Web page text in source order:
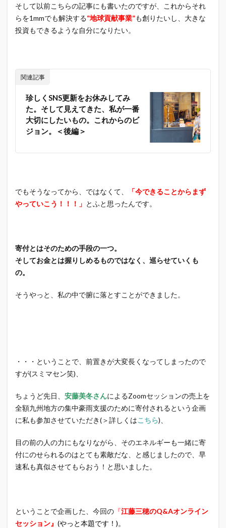
そして以前こちらの記事にも書いたのですが、これからそれ
らを1mmでも解決する“地球貢献事業”も創りたいし、大きな
投資もできるような自分になりたい。
関連記事
珍しくSNS更新をお休みしてみ
た。そして見えてきた、私が一番
大切にしたいもの。これからのビ
ジョン。＜後編＞
でもそうなってから、ではなくて、
「今できることからまず
やっていこう！！！」 とふと思ったんです。
寄付とはそのための手段の一つ。
そしてお金とは握りしめるものではなく、巡らせていくも
の。
そうやっと、私の中で腑に落とすことができました。
・・・ということで、前置きが大変長くなってしまったので
すが(スミマセン笑)、
ちょうど先日、 安藤美冬さんによるZoomセッションの売上を
全額九州地方の集中豪雨支援のために寄付されるという企画
に私も参加させていただき(＞詳しくはこちら)、
目の前の人の力にもなりながら、そのエネルギーも一緒に寄
付にのせられるのはとても素敵だな、と感じましたので、早
速私も真似させてもらおう！と思いました。
ということで企画した、今回の 『江藤三穂のQ&Aオンライン
セッション』 (やっと本題です！)。